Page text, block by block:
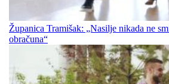
Županica Tramišak: „Nasilje nikada ne
obračuna“